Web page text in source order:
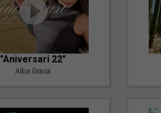
"Aniversari 22"
Alba Grasa